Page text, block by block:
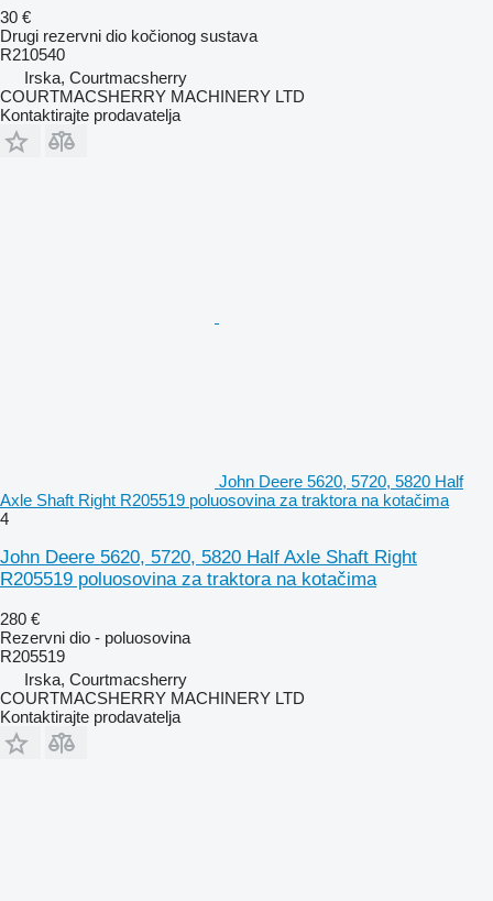
30 €
Drugi rezervni dio kočionog sustava
R210540
Irska, Courtmacsherry
COURTMACSHERRY MACHINERY LTD
Kontaktirajte prodavatelja
John Deere 5620, 5720, 5820 Half
Axle Shaft Right R205519 poluosovina za traktora na kotačima
4
John Deere 5620, 5720, 5820 Half Axle Shaft Right
R205519 poluosovina za traktora na kotačima
280 €
Rezervni dio - poluosovina
R205519
Irska, Courtmacsherry
COURTMACSHERRY MACHINERY LTD
Kontaktirajte prodavatelja